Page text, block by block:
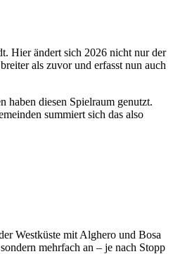
Hier ändert sich 2026 nicht nur der
als zuvor und erfasst nun auch
diesen Spielraum genutzt.
summiert sich das also
Westküste mit Alghero und Bosa
mehrfach an – je nach Stopp